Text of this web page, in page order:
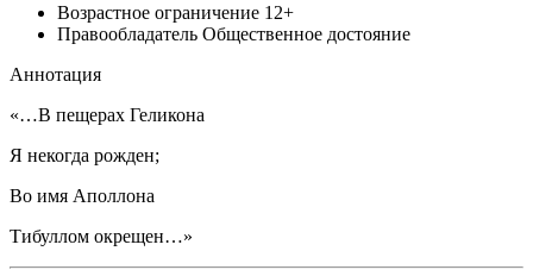
Возрастное ограничение 12+
Правообладатель Общественное достояние
Аннотация
«…В пещерах Геликона
Я некогда рожден;
Во имя Аполлона
Тибуллом окрещен…»